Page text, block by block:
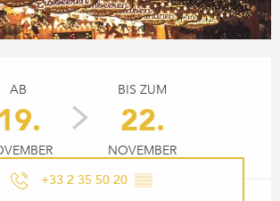
AB BIS ZUM
22.
NOVEMBER
+33 2 35 50 20 ▒▒